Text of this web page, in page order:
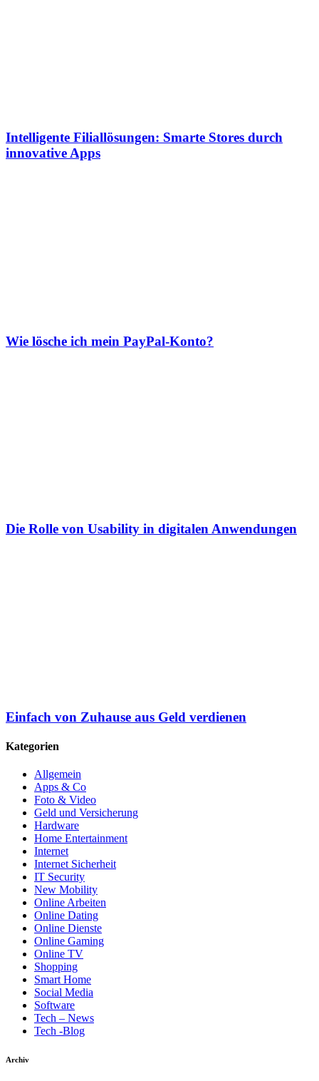
Intelligente Filiallösungen: Smarte Stores durch
innovative Apps
Wie lösche ich mein PayPal-Konto?
Die Rolle von Usability in digitalen Anwendungen
Einfach von Zuhause aus Geld verdienen
Kategorien
Allgemein
Apps & Co
Foto & Video
Geld und Versicherung
Hardware
Home Entertainment
Internet
Internet Sicherheit
IT Security
New Mobility
Online Arbeiten
Online Dating
Online Dienste
Online Gaming
Online TV
Shopping
Smart Home
Social Media
Software
Tech – News
Tech -Blog
Archiv